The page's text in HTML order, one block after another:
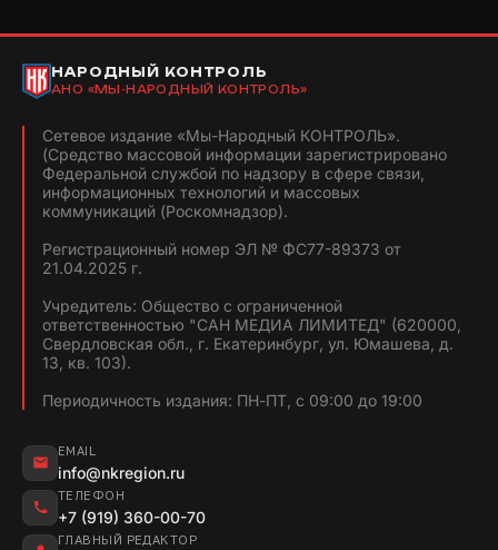
НАРОДНЫЙ КОНТРОЛЬ
АНО «МЫ-НАРОДНЫЙ КОНТРОЛЬ»
Сетевое издание «Мы-Народный КОНТРОЛЬ».
(Средство массовой информации зарегистрировано
Федеральной службой по надзору в сфере связи,
информационных технологий и массовых
коммуникаций (Роскомнадзор).
Регистрационный номер ЭЛ № ФС77-89373 от
21.04.2025 г.
Учредитель: Общество с ограниченной
ответственностью "САН МЕДИА ЛИМИТЕД" (620000,
Свердловская обл., г. Екатеринбург, ул. Юмашева, д.
13, кв. 103).
Периодичность издания: ПН-ПТ, с 09:00 до 19:00
EMAIL
info@nkregion.ru
ТЕЛЕФОН
+7 (919) 360-00-70
ГЛАВНЫЙ РЕДАКТОР